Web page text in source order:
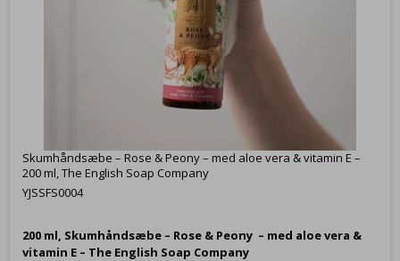
Skumhåndsæbe – Rose & Peony – med aloe vera & vitamin E –
200 ml, The English Soap Company
YJSSFS0004
200 ml, Skumhåndsæbe – Rose & Peony – med aloe vera &
vitamin E – The English Soap Company